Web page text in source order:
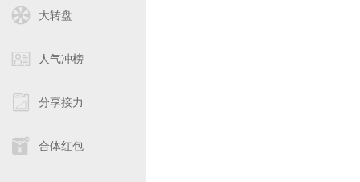
大转盘
人气冲榜
分享接力
合体红包